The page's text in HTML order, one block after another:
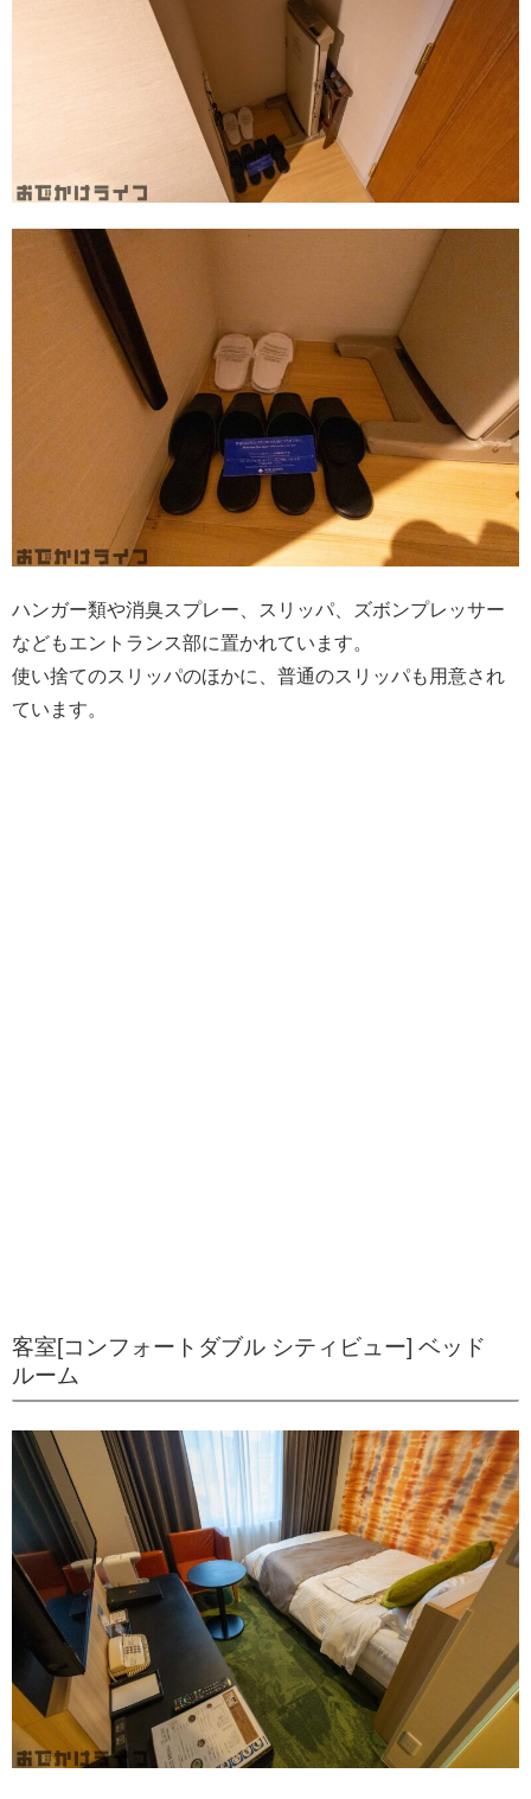
ハンガー類や消臭スプレー、スリッパ、ズボンプレッサー
などもエントランス部に置かれています。
使い捨てのスリッパのほかに、普通のスリッパも用意され
ています。
客室[コンフォートダブル シティビュー] ベッド
ルーム